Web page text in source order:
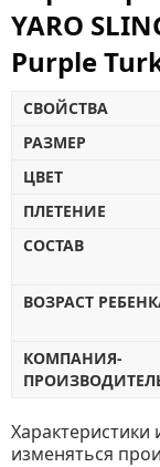
YARO
Purple
СВОЙСТВА
РАЗМЕР
ЦВЕТ
ПЛЕТЕНИЕ
СОСТАВ
ВОЗРАСТ
КОМПАНИЯ-
Характеристики
изменяться